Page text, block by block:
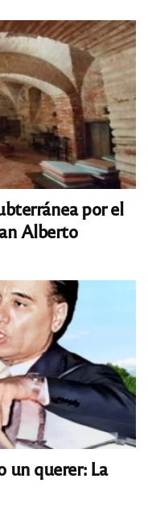
por el
Alberto
un querer: La